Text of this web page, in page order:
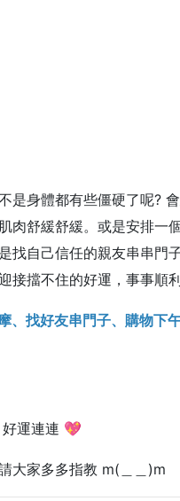
是身體都有些僵硬了呢?
肉舒緩舒緩。或是安排一
找自己信任的親友串串門
接擋不住的好運，事事順
、找好友串門子、購物下
運連連 💖
大家多多指教 m(＿＿)m